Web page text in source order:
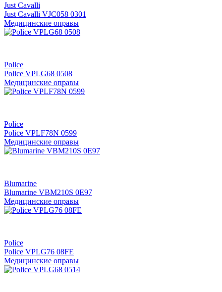
Just Cavalli
Just Cavalli VJC058 0301
Медицинские оправы
Police
Police VPLG68 0508
Медицинские оправы
Police
Police VPLF78N 0599
Медицинские оправы
Blumarine
Blumarine VBM210S 0Е97
Медицинские оправы
Police
Police VPLG76 08FE
Медицинские оправы